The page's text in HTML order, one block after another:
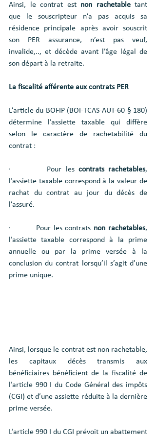
Ainsi, le contrat est non rachetable tant
que le souscripteur n’a pas acquis sa
résidence principale après avoir souscrit
son PER assurance, n’est pas veuf,
invalide,.., et décède avant l’âge légal de
son départ à la retraite.
La fiscalité afférente aux contrats PER
L’article du BOFIP (BOI-TCAS-AUT-60 § 180)
détermine l’assiette taxable qui diffère
selon le caractère de rachetabilité du
contrat :
·         Pour les contrats rachetables,
l’assiette taxable correspond à la valeur de
rachat du contrat au jour du décès de
l’assuré.
·         Pour les contrats non rachetables,
l’assiette taxable correspond à la prime
annuelle ou par la prime versée à la
conclusion du contrat lorsqu’il s’agit d’une
prime unique.
Ainsi, lorsque le contrat est non rachetable,
les capitaux décès transmis aux
bénéficiaires bénéficient de la fiscalité de
l’article 990 I du Code Général des impôts
(CGI) et d’une assiette réduite à la dernière
prime versée.
L’article 990 I du CGI prévoit un abattement